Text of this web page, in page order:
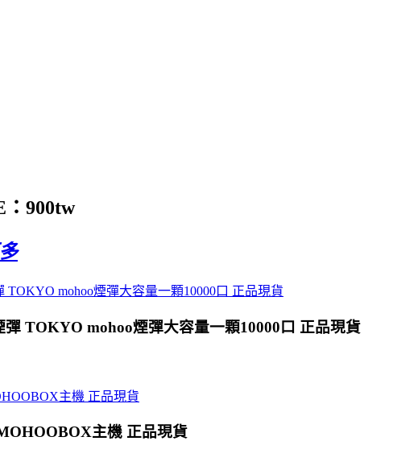
900tw
彈 TOKYO mohoo煙彈大容量一顆10000口 正品現貨
主機 正品現貨